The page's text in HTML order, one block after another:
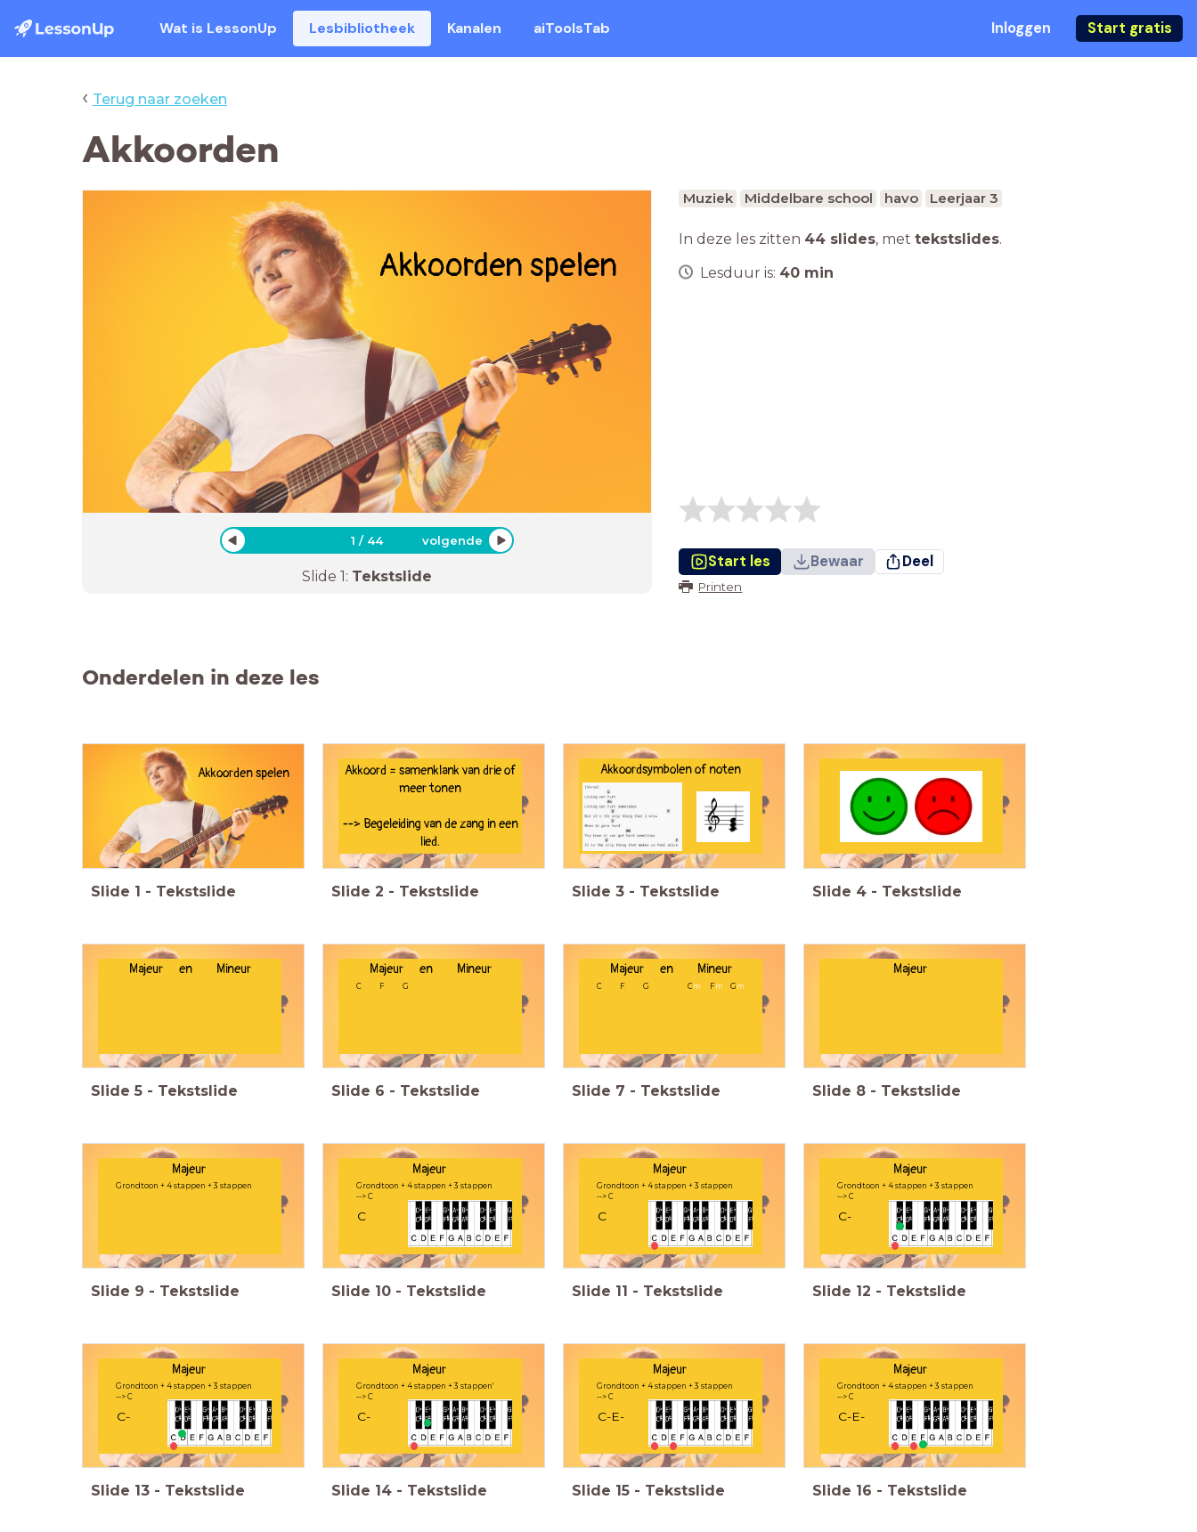
Wat is LessonUp Lesbibliotheek Kanalen aiToolsTab Inloggen Start gratis
‹ Terug naar zoeken
Akkoorden
Akkoorden spelen
1 / 44 volgende
Slide 1: Tekstslide
Muziek Middelbare school havo Leerjaar 3
In deze les zitten 44 slides, met tekstslides.
Lesduur is: 40 min
Start les Bewaar Deel
Printen
Onderdelen in deze les
Akkoorden spelen
Slide 1 - Tekstslide
Akkoord = samenklank van drie of
meer tonen
--> Begeleiding van de zang in een
lied.
Slide 2 - Tekstslide
Akkoordsymbolen of noten
Slide 3 - Tekstslide Slide 4 - Tekstslide
Majeur en Mineur
Slide 5 - Tekstslide
Majeur en Mineur
C F G
Slide 6 - Tekstslide
Majeur en Mineur
C F G C m Fm G m
Slide 7 - Tekstslide
Majeur
Slide 8 - Tekstslide
Majeur
Grondtoon + 4 stappen + 3 stappen
Slide 9 - Tekstslide
Majeur
Grondtoon + 4 stappen + 3 stappen
--> C
C
Slide 10 - Tekstslide
Majeur
Grondtoon + 4 stappen + 3 stappen
--> C
C
Slide 11 - Tekstslide
Majeur
Grondtoon + 4 stappen + 3 stappen
--> C
C-
Slide 12 - Tekstslide
Majeur
Grondtoon + 4 stappen + 3 stappen
--> C
C-
Slide 13 - Tekstslide
Majeur
Grondtoon + 4 stappen + 3 stappen'
--> C
C-
Slide 14 - Tekstslide
Majeur
Grondtoon + 4 stappen + 3 stappen
--> C
C-E-
Slide 15 - Tekstslide
Majeur
Grondtoon + 4 stappen + 3 stappen
--> C
C-E-
Slide 16 - Tekstslide